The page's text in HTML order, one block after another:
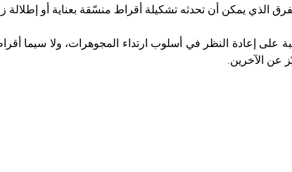
الذي يمكن أن تحدثه تشكيلة أقراط منسّقة بعناية أو إطلالة
ميسيكا تعمل دائبة على إعادة النظر في أسلوب ارتداء المجوهرات،
عن الآخرين.